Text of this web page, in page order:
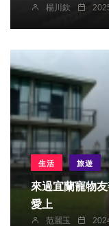
楊川欽
生活 旅遊
來過宜蘭寵物友善民宿
愛上
范麗玉